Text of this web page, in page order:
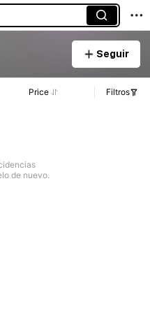
Seguir
Price Filtros
de nuevo.